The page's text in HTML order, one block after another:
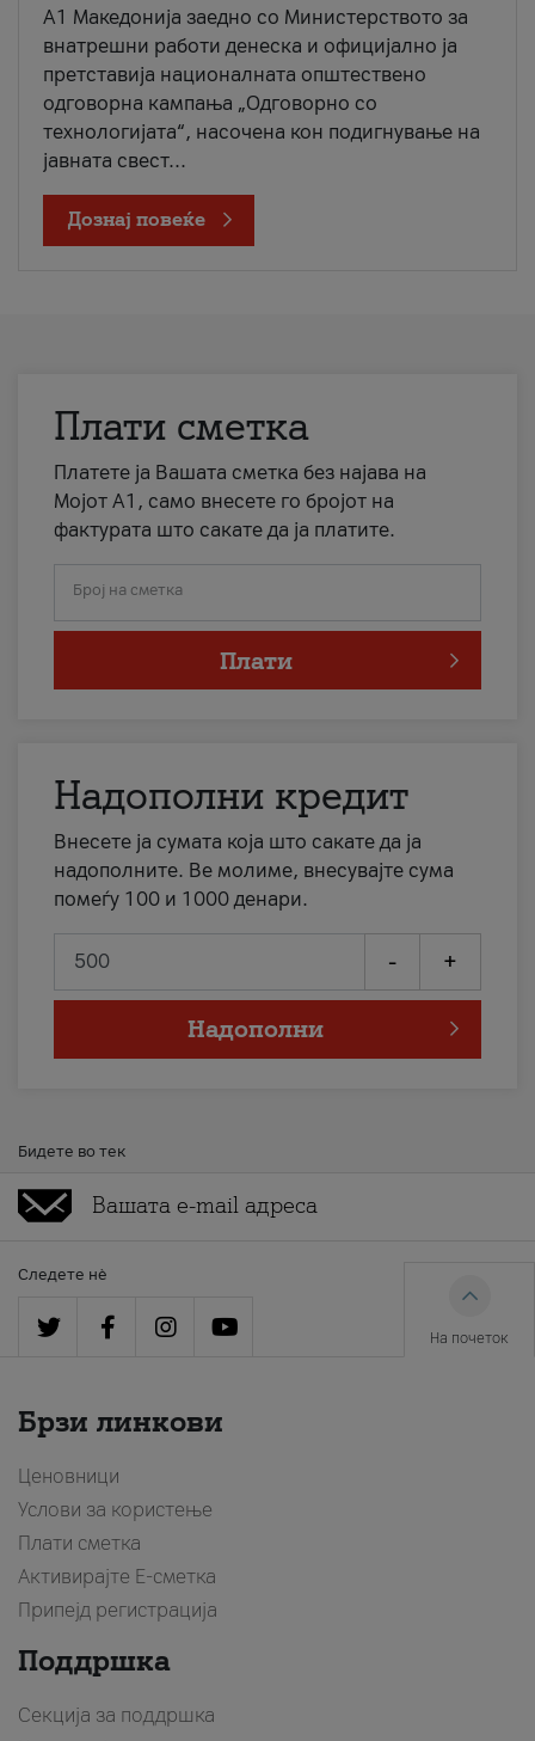
A1 Македонија заедно со Министерството за
внатрешни работи денеска и официјално ја
претставија националната општествено
одговорна кампања „Одговорно со
технологијата“, насочена кон подигнување на
јавната свест...
Дознај повеќе
Плати сметка
Платете ја Вашата сметка без најава на
Мојот А1, само внесете го бројот на
фактурата што сакате да ја платите.
Број на сметка
Плати
Надополни кредит
Внесете ја сумата која што сакате да ја
надополните. Ве молиме, внесувајте сума
помеѓу 100 и 1000 денари.
- +
Надополни
Бидете во тек
Следете нè
На почеток
Брзи линкови
Ценовници
Услови за користење
Плати сметка
Активирајте Е-сметка
Припејд регистрација
Поддршка
Секција за поддршка